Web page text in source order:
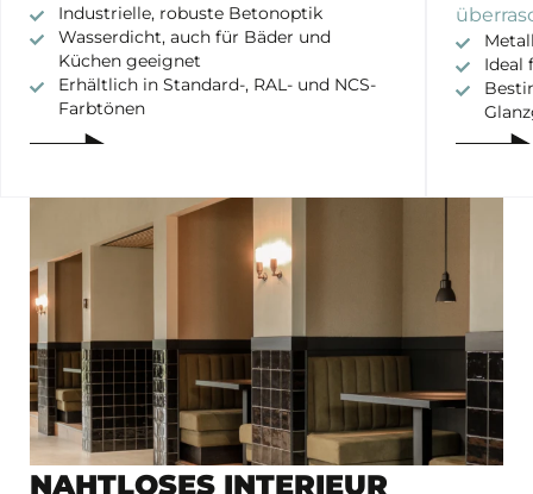
Industrielle, robuste Betonoptik
Wasserdicht, auch für Bäder und
Küchen geeignet
Erhältlich in Standard-, RAL- und NCS-
Farbtönen
Ideal
NAHTLOSES INTERIEUR